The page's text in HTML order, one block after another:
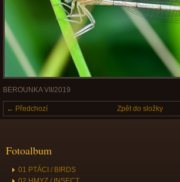
BEROUNKA VII/2019
← Předchozí Zpět do složky
Fotoalbum
01 PTÁCI / BIRDS